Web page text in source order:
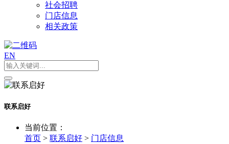
社会招聘
门店信息
相关政策
EN
联系启好
当前位置：
首页 > 联系启好 > 门店信息